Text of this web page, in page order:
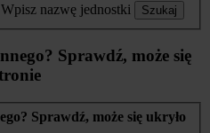
Wpisz nazwę jednostki Szukaj
Sprawdź, może się
Sprawdź, może się ukryło